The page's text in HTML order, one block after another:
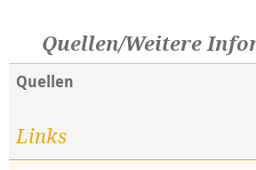
Quellen/Weitere
Quellen
Links